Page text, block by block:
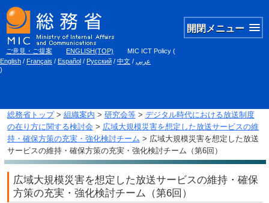
開閉メニュー
ご意見・ご提案 ENGLISH(TOP) MIC ICT Policy (
English / Français / Español / Русский / 中文 / عربي
)
総務省トップ> 組織案内 > 研究会等> デジタル時代における放送制度
の在り方に関する検討会 > 広域大規模災害を想定した放送サービスの維
持・確保方策の充実・強化検討チーム > 広域大規模災害を想定した放送
サービスの維持・確保方策の充実・強化検討チーム（第6回）
広域大規模災害を想定した放送サービスの維持・確保
方策の充実・強化検討チーム（第6回）